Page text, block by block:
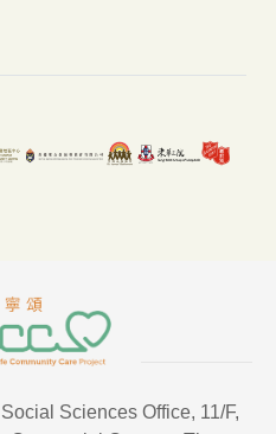
Sciences Office, 11/F,